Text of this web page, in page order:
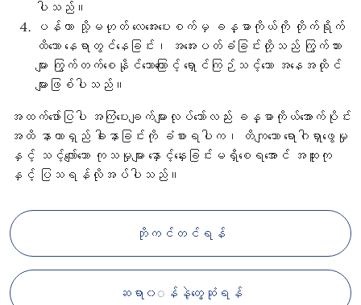
ပါသည်။
ပန်ကာ သို့မဟုတ် လေအေးပေးစက်မှ ခန္ဓာကိုယ်ကို တိုက်ရိုက်
ထိသော နေရာတွင်နေခြင်း၊ အအေးပတ်ခံခြင်းတို့သည် ကြွက်သား
များ ကြွက်တက်စေနိုင်သောကြောင့် ရှောင်ကြဉ်သင့်သော အနေအထိုင်
များဖြစ်ပါသည်။
အထက်ဖော်ပြပါ အကြံပေးချက်များလုပ်သော်လည်း ခန္ဓာကိုယ်အောက်ပိုင်း
အထိ နာတာရှည် ခါးနာခြင်းကို ခံစားရပါက၊ တိကျသော ရောဂါရှာဖွေမှု
နှင့် သင့်လျော်သော ကုသမှုများ နှောင့်နှေးခြင်းမရှိစေရအောင် အထူးကု
နှင့် ပြသရန်လိုအပ်ပါသည်။
ဘိုကင်တင်ရန်
ဆရာ၀◌န်နဲ့တွေ့ဆုံရန်